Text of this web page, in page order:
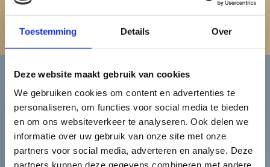
Toestemming Details Over
Deze website maakt gebruik van cookies
We gebruiken cookies om content en advertenties te
personaliseren, om functies voor social media te bieden
en om ons websiteverkeer te analyseren. Ook delen we
informatie over uw gebruik van onze site met onze
partners voor social media, adverteren en analyse. Deze
partners kunnen deze gegevens combineren met andere
Bekijk de damescollectie
Heren
Bekijk de herencollectie